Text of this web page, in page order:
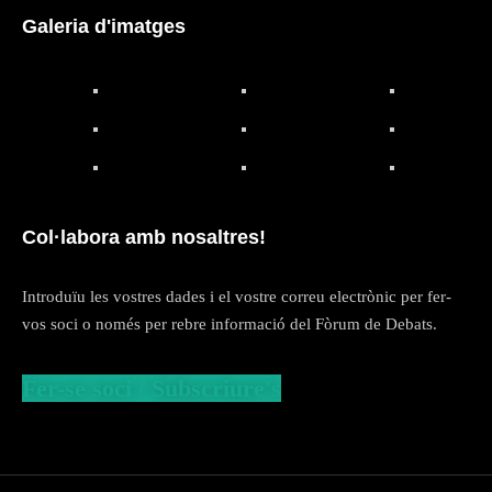
Galeria d'imatges
Col·labora amb nosaltres!
Introduïu les vostres dades i el vostre correu electrònic per fer-
vos soci o només per rebre informació del Fòrum de Debats.